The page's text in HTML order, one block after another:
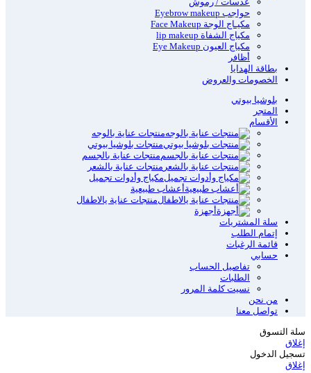
حواجب Eyebrow makeup
مكيـاج الوجة Face Makeup
مكياج الشفاة lip makeup
مكياج العيون Eye Makeup
أظافر
بطاقة الهدايا
الخصومات والعروض
بلوشيا بيوتي
المتجر
الأقسام
منتجات عناية بالوجه
منتجات بلوشيا بيوتي
منتجات عناية بالجسم
منتجات عناية بالشعر
مكياج وأدوات تجميل
أعشاب طبيعية
منتجات عناية يالاطفال
أجهزة
سلة المشتريات
إتمام الطلب
قائمة الرغبات
حسابي
تفاصيل الحساب
الطلبات
نسيت كلمة المرور
من نحن
تواصل معنا
سلة التسوق
إغلاق
تسجيل الدخول
إغلاق